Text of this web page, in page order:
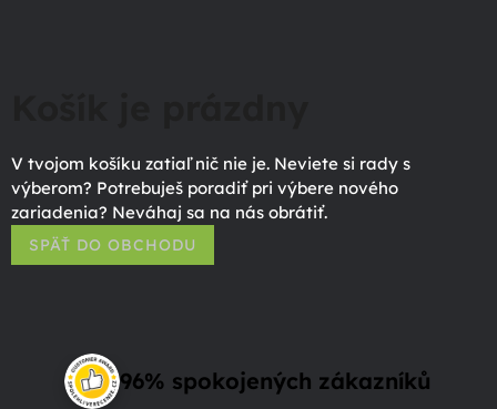
V tvojom košíku zatiaľ nič nie je. Neviete si rady s
výberom? Potrebuješ poradiť pri výbere nového
zariadenia? Neváhaj sa na nás obrátiť.
SPÄŤ DO OBCHODU
96% spokojených zákazníků